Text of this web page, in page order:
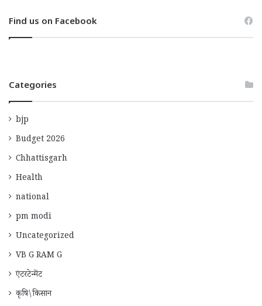
Find us on Facebook
Categories
bjp
Budget 2026
Chhattisgarh
Health
national
pm modi
Uncategorized
VB G RAM G
एंटरटेन्मेंट
कृषि\किसान